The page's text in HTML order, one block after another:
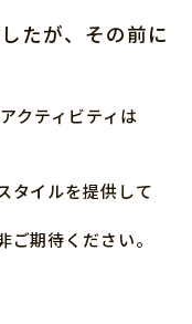
たが、その前に
クティビティは
タイルを提供して
期待ください。